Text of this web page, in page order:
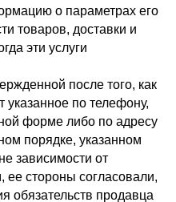
о параметрах его
товаров, доставки и
эти услуги
после того, как
указанное по телефону,
форме либо по адресу
порядке, указанном
зависимости от
стороны согласовали,
обязательств продавца